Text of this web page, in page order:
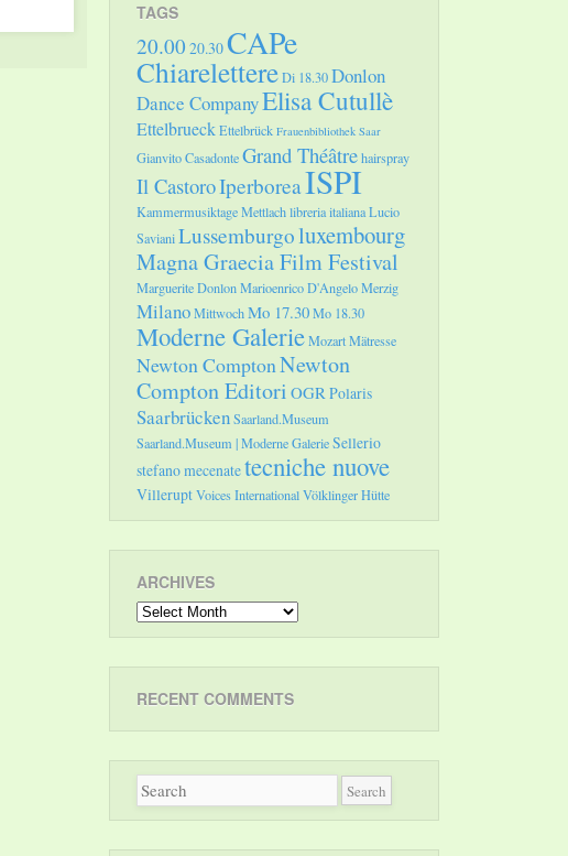
TAGS
20.00 20.30CAPe
ChiarelettereDi 18.30Donlon
Dance CompanyElisa Cutullè
EttelbrueckEttelbrück Frauenbibliothek Saar
Gianvito CasadonteGrand Théâtrehairspray
Il CastoroIperboreaISPI
Kammermusiktage Mettlachlibreria italianaLucio
SavianiLussemburgoluxembourg
Magna Graecia Film Festival
Marguerite DonlonMarioenrico D'AngeloMerzig
MilanoMittwochMo 17.30Mo 18.30
Moderne GalerieMozartMätresse
Newton ComptonNewton
Compton Editori OGRPolaris
SaarbrückenSaarland.Museum
Saarland.Museum | Moderne GalerieSellerio
stefano mecenatetecniche nuove
VilleruptVoices InternationalVölklinger Hütte
ARCHIVES
Archives
RECENT COMMENTS